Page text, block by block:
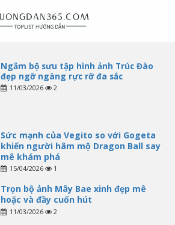
Ngắm bộ sưu tập hình ảnh Trúc Đào
đẹp ngỡ ngàng rực rỡ đa sắc
11/03/2026 2
Sức mạnh của Vegito so với Gogeta
khiến người hâm mộ Dragon Ball say
mê khám phá
15/04/2026 1
Trọn bộ ảnh Mây Bae xinh đẹp mê
hoặc và đầy cuốn hút
11/03/2026 2